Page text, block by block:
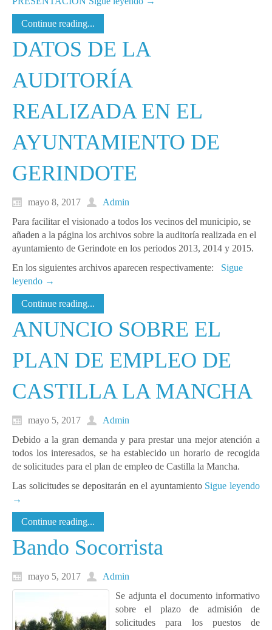
Continue reading...
DATOS DE LA
AUDITORÍA
REALIZADA EN EL
AYUNTAMIENTO DE
GERINDOTE
mayo 8, 2017
Admin
Para facilitar el visionado a todos los vecinos del municipio, se
añaden a la página los archivos sobre la auditoría realizada en el
ayuntamiento de Gerindote en los periodos 2013, 2014 y 2015.
En los siguientes archivos aparecen respectivamente: Sigue
leyendo →
Continue reading...
ANUNCIO SOBRE EL
PLAN DE EMPLEO DE
CASTILLA LA MANCHA
mayo 5, 2017
Admin
Debido a la gran demanda y para prestar una mejor atención a
todos los interesados, se ha establecido un horario de recogida
de solicitudes para el plan de empleo de Castilla la Mancha.
Las solicitudes se depositarán en el ayuntamiento Sigue leyendo
→
Continue reading...
Bando Socorrista
mayo 5, 2017
Admin
Se adjunta el documento informativo
sobre el plazo de admisión de
solicitudes para los puestos de